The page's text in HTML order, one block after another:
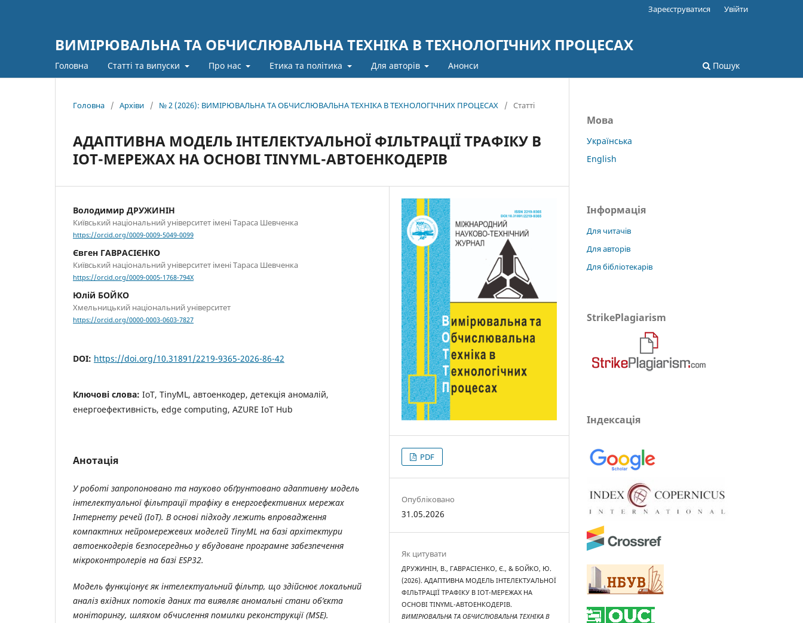
ВИМІРЮВАЛЬНА ТА ОБЧИСЛЮВАЛЬНА ТЕХНІКА В ТЕХНОЛОГІЧНИХ ПРОЦЕСАХ
Головна Статті та випуски Про нас Етика та політика Для авторів Анонси Пошук
Зареєструватися Увійти
Головна / Архіви / № 2 (2026): ВИМІРЮВАЛЬНА ТА ОБЧИСЛЮВАЛЬНА ТЕХНІКА В ТЕХНОЛОГІЧНИХ ПРОЦЕСАХ / Статті
АДАПТИВНА МОДЕЛЬ ІНТЕЛЕКТУАЛЬНОЇ ФІЛЬТРАЦІЇ ТРАФІКУ В
IOT-МЕРЕЖАХ НА ОСНОВІ TINYML-АВТОЕНКОДЕРІВ
Володимир ДРУЖИНІН
Київський національний університет імені Тараса Шевченка
https://orcid.org/0009-0009-5049-0099
Євген ГАВРАСІЄНКО
Київський національний університет імені Тараса Шевченка
https://orcid.org/0009-0005-1768-794X
Юлій БОЙКО
Хмельницький національний університет
https://orcid.org/0000-0003-0603-7827
DOI: https://doi.org/10.31891/2219-9365-2026-86-42
Ключові слова: IoT, TinyML, автоенкодер, детекція аномалій,
енергоефективність, edge computing, AZURE IoT Hub
Анотація
У роботі запропоновано та науково обґрунтовано адаптивну модель
інтелектуальної фільтрації трафіку в енергоефективних мережах
Інтернету речей (IoT). В основі підходу лежить впровадження
компактних нейромережевих моделей TinyML на базі архітектури
автоенкодерів безпосередньо у вбудоване програмне забезпечення
мікроконтролерів на базі ESP32.
Модель функціонує як інтелектуальний фільтр, що здійснює локальний
аналіз вхідних потоків даних та виявляє аномальні стани об’єкта
моніторингу, шляхом обчислення помилки реконструкції (MSE).
PDF
Опубліковано
31.05.2026
Як цитувати
ДРУЖИНІН, В., ГАВРАСІЄНКО, Є., & БОЙКО, Ю.
(2026). АДАПТИВНА МОДЕЛЬ ІНТЕЛЕКТУАЛЬНОЇ
ФІЛЬТРАЦІЇ ТРАФІКУ В IOT-МЕРЕЖАХ НА
ОСНОВІ TINYML-АВТОЕНКОДЕРІВ.
ВИМІРЮВАЛЬНА ТА ОБЧИСЛЮВАЛЬНА ТЕХНІКА В
Мова
Українська
English
Інформація
Для читачів
Для авторів
Для бібліотекарів
StrikePlagiarism
Індексація